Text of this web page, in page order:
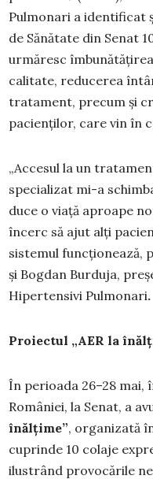
Pulmonari a identificat
de Sănătate din Senat
urmăresc
calitate, reducerea
tratament, precum și
pacienților, care vin în
„Accesul la un
specializat mi-a
duce o viață aproape
încerc să ajut alți
sistemul funcționează,
și Bogdan Burduja,
Hipertensivi Pulmonari.
Proiectul „AER la
În perioada 26–28
României, la Senat, a
înălțime”, organizată
cuprinde 10 colaje
ilustrând provocările